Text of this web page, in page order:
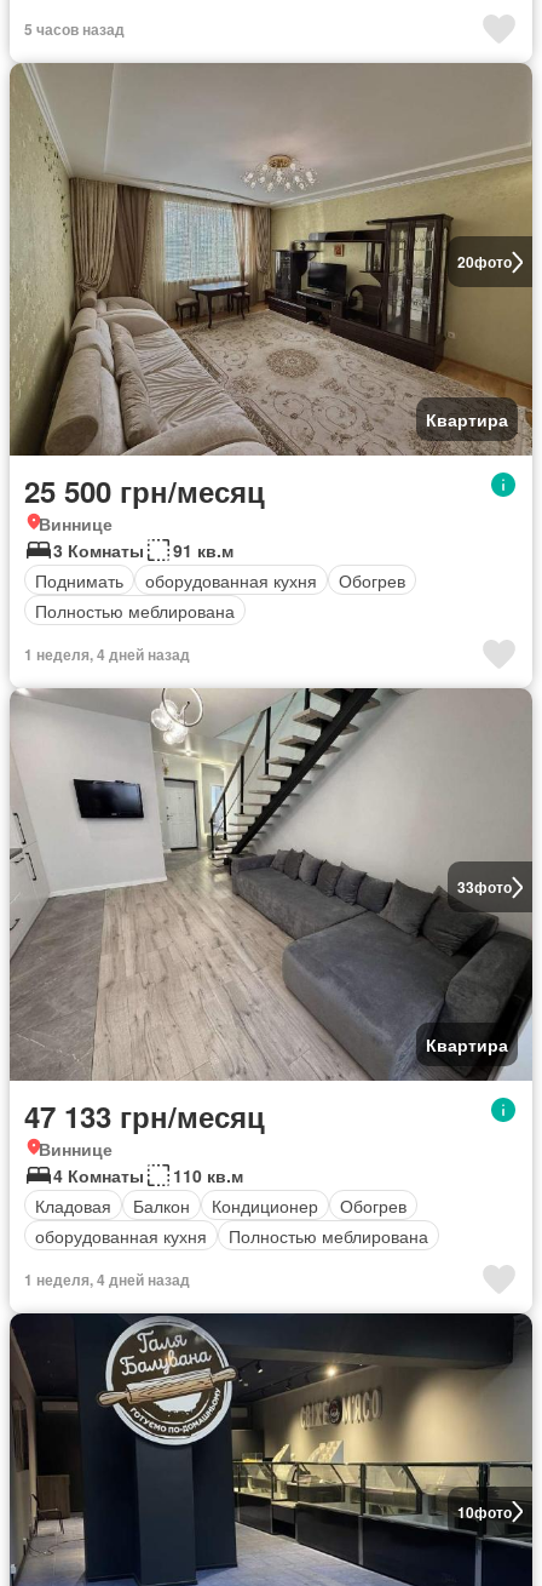
5 часов назад
20фото
Квартира
25 500 грн/месяц
Виннице
3 Комнаты
91 кв.м
Поднимать
оборудованная кухня
Обогрев
Полностью меблирована
1 неделя, 4 дней назад
33фото
Квартира
47 133 грн/месяц
Виннице
4 Комнаты
110 кв.м
Кладовая
Балкон Кондиционер
Обогрев
оборудованная кухня
Полностью меблирована
1 неделя, 4 дней назад
10фото